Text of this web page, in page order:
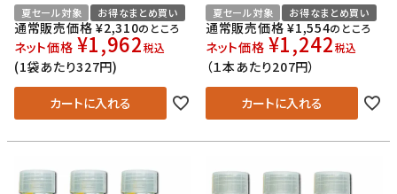
夏セール対象 お得なまとめ買い
通常販売価格 ¥2,310のところ
ネット価格 ¥1,962税込
(1袋あたり327円)
カートに入れる
夏セール対象 お得なまとめ買い
通常販売価格 ¥1,554のところ
ネット価格 ¥1,242税込
（１本あたり207円）
カートに入れる